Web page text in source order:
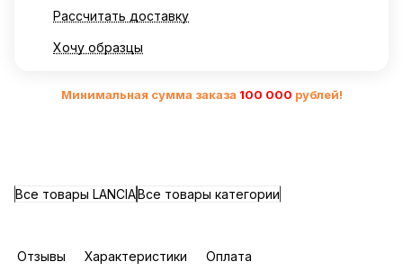
Рассчитать доставку
Хочу образцы
Минимальная сумма заказа 100 000 рублей!
Все товары LANCIAВсе товары категории
Отзывы Характеристики Оплата